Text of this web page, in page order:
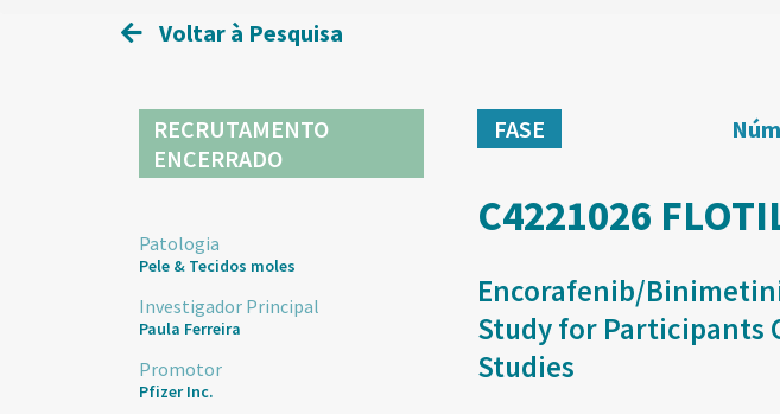
Voltar à Pesquisa
RECRUTAMENTO
ENCERRADO
Patologia
Pele & Tecidos moles
Investigador Principal
Paula Ferreira
Promotor
Pfizer Inc.
FASE
C4221026
Encorafenib/
Study for Participants
Studies